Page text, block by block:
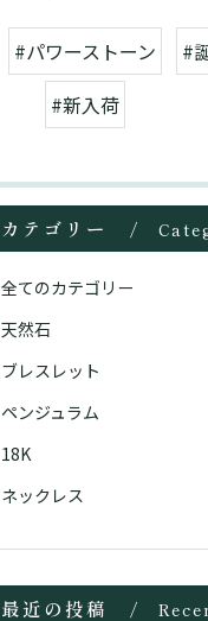
#パワーストーン
#
#新入荷
カテゴリー
全てのカテゴリー
天然石
ブレスレット
ペンジュラム
18K
ネックレス
最近の投稿